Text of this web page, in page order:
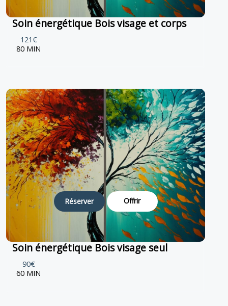
Soin énergétique Bois visage et corps
121€
80 MIN
Réserver Offrir
Soin énergétique Bois visage seul
90€
60 MIN